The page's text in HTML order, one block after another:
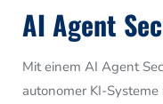
AI Agent
Mit einem AI Agent
autonomer KI-